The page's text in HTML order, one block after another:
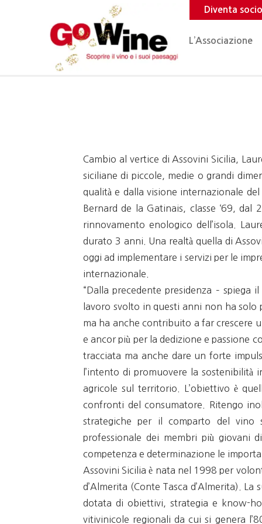
Diventa socio
L’Associazione
Cambio al vertice di Assovini Sicilia,
siciliane di piccole, medie o grandi
qualità e dalla visione internazionale
Bernard de la Gatinais, classe ‘69, dal
rinnovamento enologico dell’isola.
durato 3 anni. Una realtà quella di
oggi ad implementare i servizi per le
internazionale.
“Dalla precedente presidenza –
lavoro svolto in questi anni non ha
ma ha anche contribuito a far crescere
e ancor più per la dedizione e passione
tracciata ma anche dare un forte
l’intento di promuovere la sostenibilità
agricole sul territorio. L’obiettivo è
confronti del consumatore. Ritengo
strategiche per il comparto del vino
professionale dei membri più giovani
competenza e determinazione le
Assovini Sicilia è nata nel 1998 per
d’Almerita (Conte Tasca d’Almerita).
dotata di obiettivi, strategia e know-
vitivinicole regionali da cui si genera